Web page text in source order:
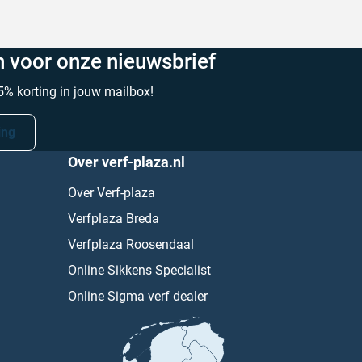
voor onze nieuwsbrief
korting in jouw mailbox!
Over verf-plaza.nl
Over Verf-plaza
Verfplaza Breda
Verfplaza Roosendaal
Online Sikkens Specialist
Online Sigma verf dealer